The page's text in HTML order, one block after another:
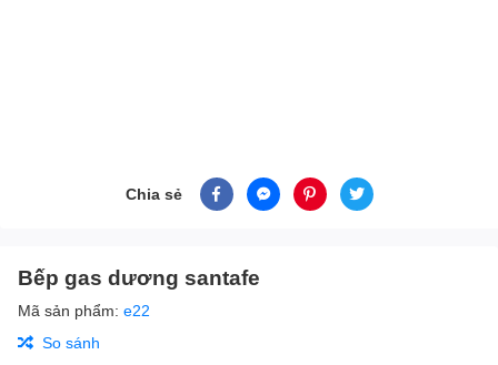
Chia sẻ
Bếp gas dương santafe
Mã sản phẩm: e22
So sánh